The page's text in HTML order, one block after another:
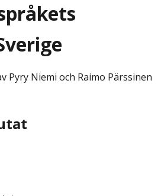
Pyry Niemi och Raimo Pärssinen